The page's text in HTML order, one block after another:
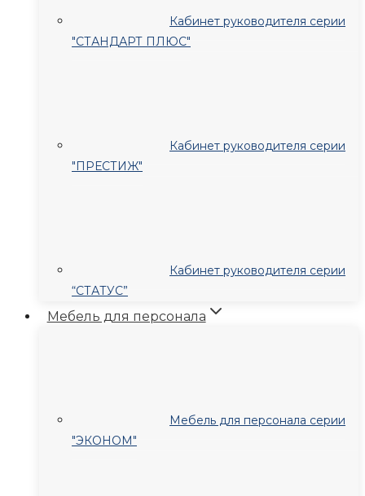
Кабинет руководителя серии
"СТАНДАРТ ПЛЮС"
Кабинет руководителя серии
"ПРЕСТИЖ"
Кабинет руководителя серии
“СТАТУС”
Мебель для персонала
Мебель для персонала серии
"ЭКОНОМ"